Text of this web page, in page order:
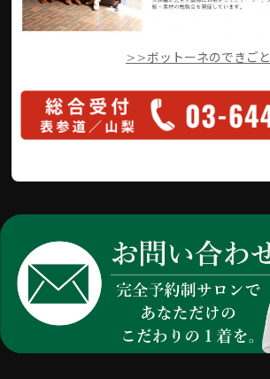
>>ボットーネのできごと